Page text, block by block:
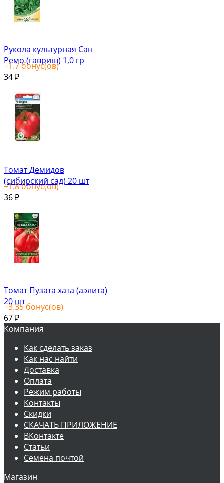
Рукола культурная Сан
Ремо (гавриш) 1,0 гр
+1.7бонус(ов)
34 ₽
Томат Демидов
(сибирский сад) 20 шт
+1.8бонус(ов)
36 ₽
Томат Пузата хата (аэлита)
20 шт
+3.35 бонус(ов)
67 ₽
Компания
Как сделать заказ
Как нас найти
Доставка
Оплата
Режим работы
Контакты
Скидки
СКАЧАТЬ ПРИЛОЖЕНИЕ
ВКонтакте
Статьи
Семена почтой
Магазин